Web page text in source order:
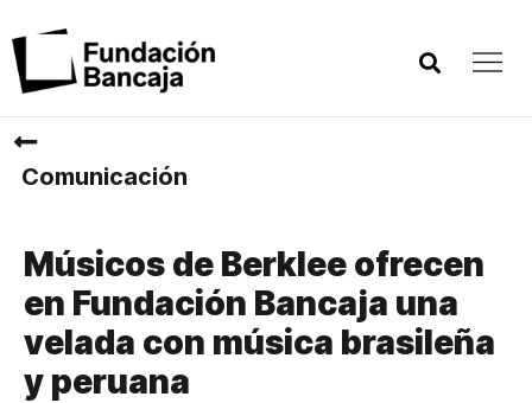
Comunicación
Músicos de Berklee ofrecen
en Fundación Bancaja una
velada con música brasileña
y peruana